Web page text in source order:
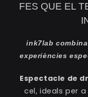
FES QUE EL
ink7lab
experiències
Espectacle de
cel, ideals per